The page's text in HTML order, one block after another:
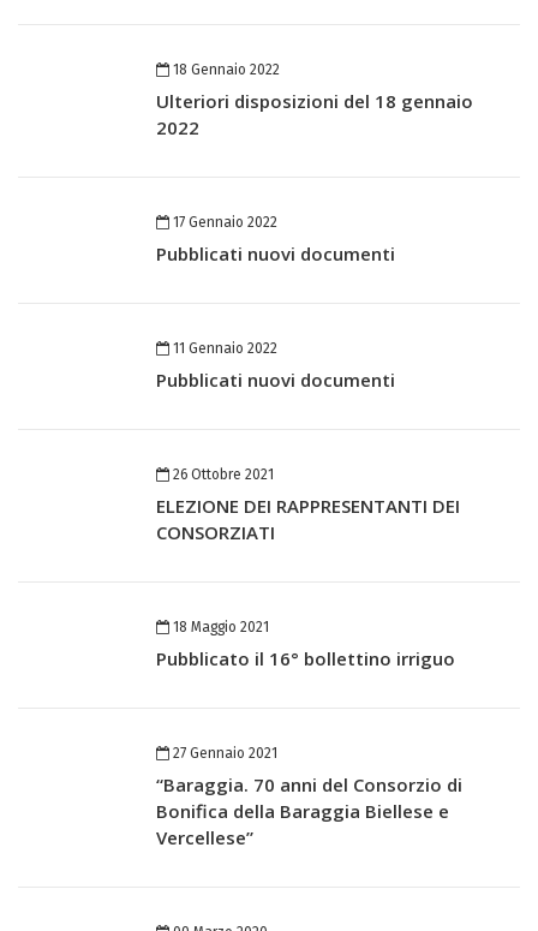
18 Gennaio 2022
Ulteriori disposizioni del 18 gennaio
2022
17 Gennaio 2022
Pubblicati nuovi documenti
11 Gennaio 2022
Pubblicati nuovi documenti
26 Ottobre 2021
ELEZIONE DEI RAPPRESENTANTI DEI
CONSORZIATI
18 Maggio 2021
Pubblicato il 16° bollettino irriguo
27 Gennaio 2021
“Baraggia. 70 anni del Consorzio di
Bonifica della Baraggia Biellese e
Vercellese”